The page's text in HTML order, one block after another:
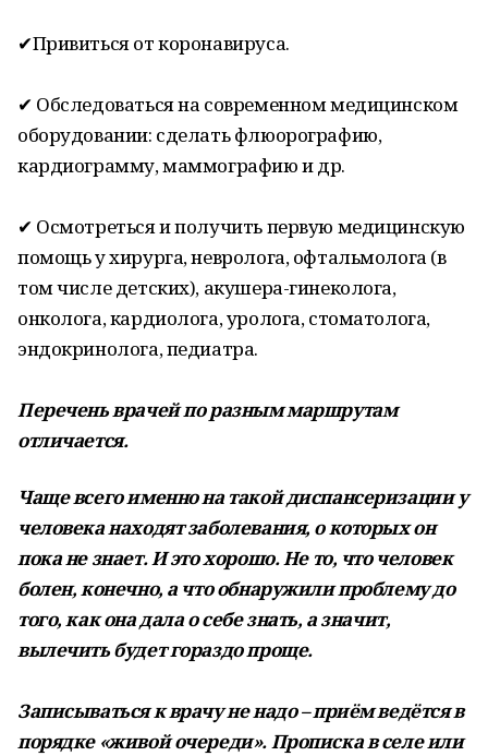
✔Привиться от коронавируса.
✔ Обследоваться на современном медицинском
оборудовании: сделать флюорографию,
кардиограмму, маммографию и др.
✔ Осмотреться и получить первую медицинскую
помощь у хирурга, невролога, офтальмолога (в
том числе детских), акушера-гинеколога,
онколога, кардиолога, уролога, стоматолога,
эндокринолога, педиатра.
Перечень врачей по разным маршрутам
отличается.
Чаще всего именно на такой диспансеризации у
человека находят заболевания, о которых он
пока не знает. И это хорошо. Не то, что человек
болен, конечно, а что обнаружили проблему до
того, как она дала о себе знать, а значит,
вылечить будет гораздо проще.
Записываться к врачу не надо – приём ведётся в
порядке «живой очереди». Прописка в селе или